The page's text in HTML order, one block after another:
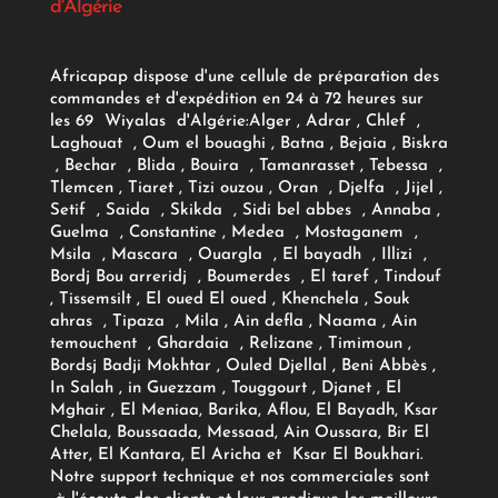
d'Algérie
Africapap dispose d'une cellule de préparation des
commandes et d'expédition en 24 à 72 heures sur
les 69 Wiyalas d'Algérie:Alger , Adrar, Chlef ,
Laghouat , Oum el bouaghi , Batna , Bejaia , Biskra
, Bechar , Blida , Bouira , Tamanrasset , Tebessa ,
Tlemcen , Tiaret , Tizi ouzou , Oran , Djelfa , Jijel ,
Setif , Saida , Skikda , Sidi bel abbes , Annaba ,
Guelma , Constantine , Medea , Mostaganem ,
Msila , Mascara , Ouargla , El bayadh , Illizi ,
Bordj Bou arreridj , Boumerdes , El taref , Tindouf
, Tissemsilt , El oued El oued , Khenchela , Souk
ahras , Tipaza , Mila , Ain defla , Naama , Ain
temouchent , Ghardaia , Relizane , Timimoun ,
Bordsj Badji Mokhtar , Ouled Djellal , Beni Abbès ,
In Salah , in Guezzam , Touggourt , Djanet , El
Mghair , El Meniaa, Barika, Aflou, El Bayadh, Ksar
Chelala, Boussaada, Messaad, Ain Oussara, Bir El
Atter, El Kantara, El Aricha et Ksar El Boukhari.
Notre support technique et nos commerciales sont